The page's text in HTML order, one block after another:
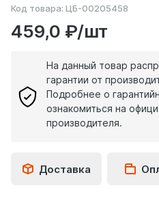
Код товара: ЦБ-00205458
459,0 ₽/шт
На данный товар
гарантии от
Подробнее о
ознакомиться на
производителя.
Доставка